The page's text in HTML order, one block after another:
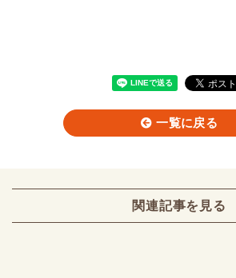
一覧に戻る
関連記事を見る